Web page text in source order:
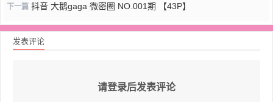
下一篇 抖音 大鹅gaga 微密圈 NO.001期 【43P】
发表评论
请登录后发表评论